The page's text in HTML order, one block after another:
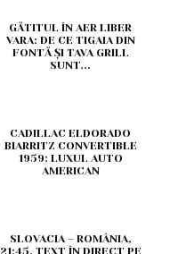
GĂTITUL ÎN AER LIBER
VARA: DE CE TIGAIA DIN
FONTĂ ȘI TAVA GRILL
SUNT...
CADILLAC ELDORADO
BIARRITZ CONVERTIBLE
1959: LUXUL AUTO
AMERICAN
SLOVACIA – ROMÂNIA,